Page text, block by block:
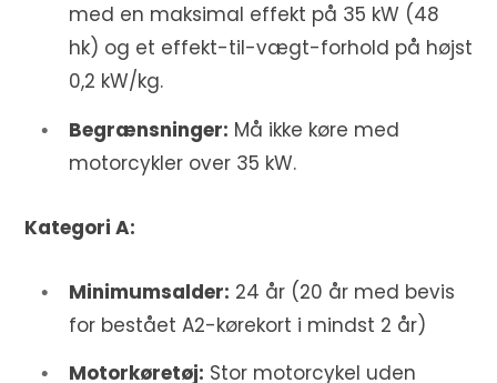
med en maksimal effekt på 35 kW (48
hk) og et effekt-til-vægt-forhold på højst
0,2 kW/kg.
Begrænsninger: Må ikke køre med
motorcykler over 35 kW.
Kategori A:
Minimumsalder: 24 år (20 år med bevis
for bestået A2-kørekort i mindst 2 år)
Motorkøretøj: Stor motorcykel uden